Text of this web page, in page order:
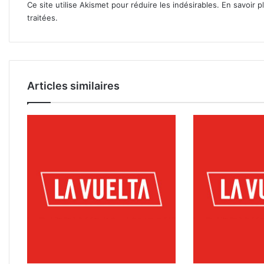
Ce site utilise Akismet pour réduire les indésirables. En savoir
traitées.
Articles similaires